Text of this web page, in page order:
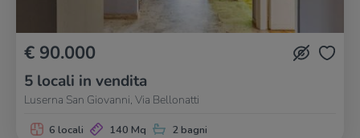
€ 90.000
5 locali in vendita
Luserna San Giovanni, Via Bellonatti
6 locali 140 Mq 2 bagni